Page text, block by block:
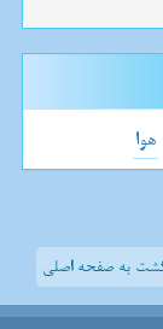
هوا
به صفحه اصلی